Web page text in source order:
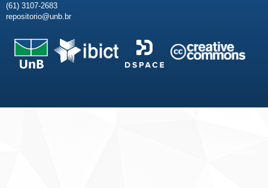
(61) 3107-2683
repositorio@unb.br